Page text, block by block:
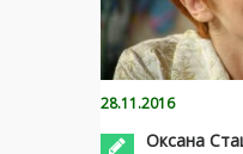
28.11.2016
Оксана